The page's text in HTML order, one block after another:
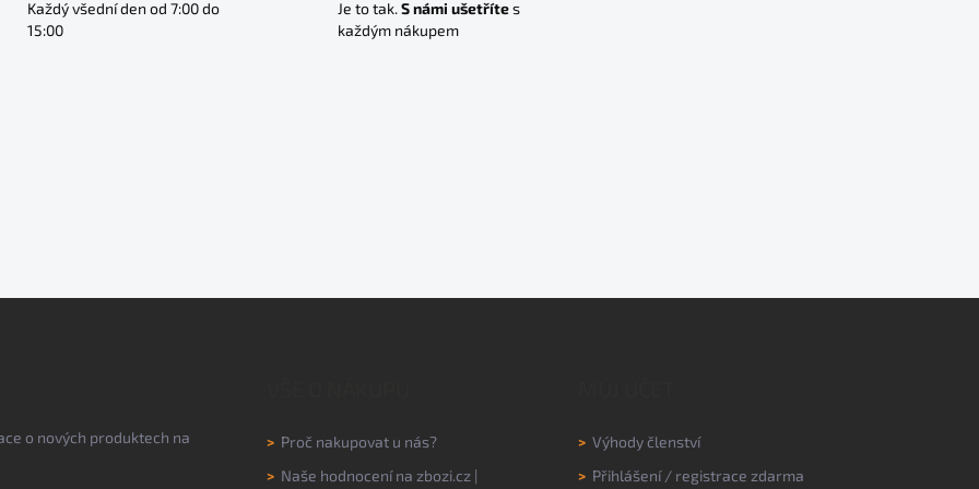
Každý všední den od 7:00 do
15:00
Je to tak.S námi ušetřítes
každým nákupem
o nových produktech na
> Proč nakupovat u nás?
> Naše hodnocení na zbozi.cz |
> Výhody členství
> Přihlášení/ registrace zdarma